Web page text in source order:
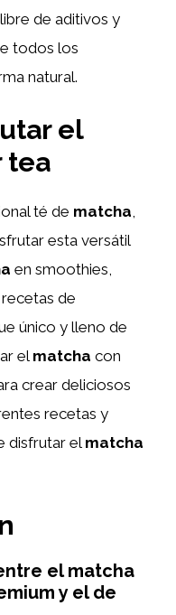
de aditivos y
todos los
natural.
el
tea
té de matcha,
esta versátil
en smoothies,
de
único y lleno de
el matcha con
crear deliciosos
recetas y
disfrutar elmatcha
el matcha
y el de